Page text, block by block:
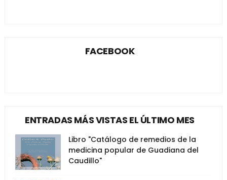
FACEBOOK
ENTRADAS MÁS VISTAS EL ÚLTIMO MES
Libro "Catálogo de remedios de la
medicina popular de Guadiana del
Caudillo"